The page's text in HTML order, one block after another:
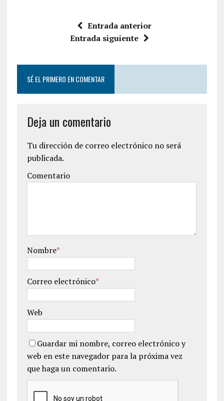
Entrada anterior
Entrada siguiente
SÉ EL PRIMERO EN COMENTAR
Deja un comentario
Tu dirección de correo electrónico no será
publicada.
Comentario
Nombre*
Correo electrónico*
Web
Guardar mi nombre, correo electrónico y
web en este navegador para la próxima vez
que haga un comentario.